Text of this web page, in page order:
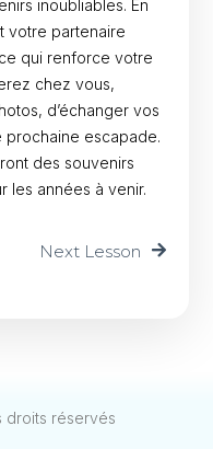
inoubliables. En
votre partenaire
qui renforce votre
chez vous,
d’échanger vos
prochaine escapade.
des souvenirs
les années à venir.
Next Lesson
droits réservés